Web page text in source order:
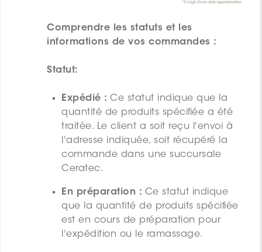
Comprendre les statuts et les
informations de vos commandes :
Statut:
Expédié : Ce statut indique que la
quantité de produits spécifiée a été
traitée. Le client a soit reçu l'envoi à
l'adresse indiquée, soit récupéré la
commande dans une succursale
Ceratec.
En préparation : Ce statut indique
que la quantité de produits spécifiée
est en cours de préparation pour
l'expédition ou le ramassage.